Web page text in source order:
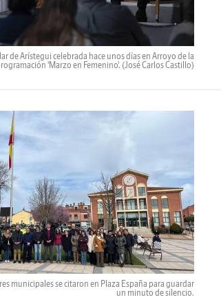
de Arístegui celebrada hace unos días en Arroyo de la
'Marzo en Femenino'. (José Carlos Castillo)
municipales se citaron en Plaza España para guardar
un minuto de silencio.